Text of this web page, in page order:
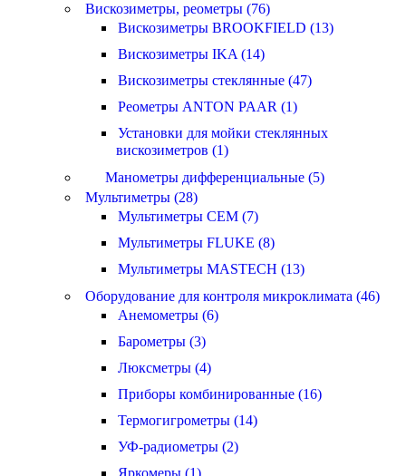
Вискозиметры, реометры (76)
Вискозиметры BROOKFIELD (13)
Вискозиметры IKA (14)
Вискозиметры стеклянные (47)
Реометры ANTON PAAR (1)
Установки для мойки стеклянных
вискозиметров (1)
Манометры дифференциальные (5)
Мультиметры (28)
Мультиметры CEM (7)
Мультиметры FLUKE (8)
Мультиметры MASTECH (13)
Оборудование для контроля микроклимата (46)
Анемометры (6)
Барометры (3)
Люксметры (4)
Приборы комбинированные (16)
Термогигрометры (14)
УФ-радиометры (2)
Яркомеры (1)